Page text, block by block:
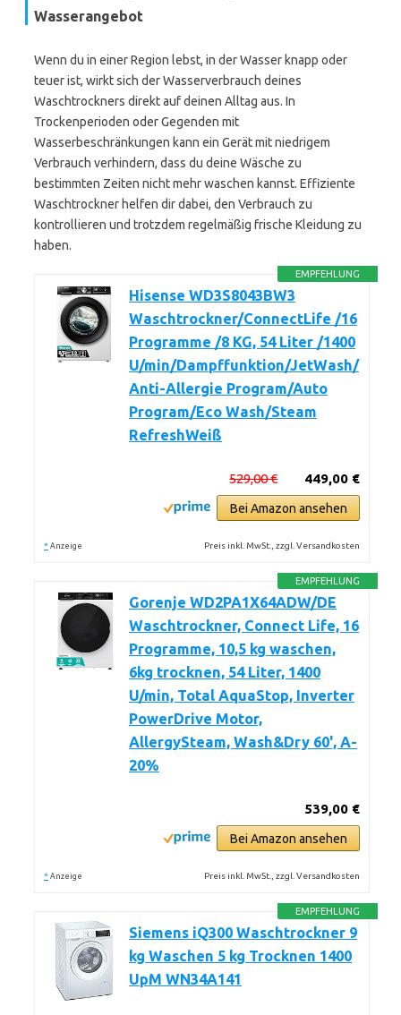
Wasserangebot
Wenn du in einer Region lebst, in der Wasser knapp oder
teuer ist, wirkt sich der Wasserverbrauch deines
Waschtrockners direkt auf deinen Alltag aus. In
Trockenperioden oder Gegenden mit
Wasserbeschränkungen kann ein Gerät mit niedrigem
Verbrauch verhindern, dass du deine Wäsche zu
bestimmten Zeiten nicht mehr waschen kannst. Effiziente
Waschtrockner helfen dir dabei, den Verbrauch zu
kontrollieren und trotzdem regelmäßig frische Kleidung zu
haben.
EMPFEHLUNG
Hisense WD3S8043BW3
Waschtrockner/ConnectLife /16
Programme /8 KG, 54 Liter /1400
U/min/Dampffunktion/JetWash/
Anti-Allergie Program/Auto
Program/Eco Wash/Steam
RefreshWeiß
449,00 €
529,00 €
Bei Amazon ansehen
* Anzeige Preis inkl. MwSt., zzgl. Versandkosten
EMPFEHLUNG
Gorenje WD2PA1X64ADW/DE
Waschtrockner, Connect Life, 16
Programme, 10,5 kg waschen,
6kg trocknen, 54 Liter, 1400
U/min, Total AquaStop, Inverter
PowerDrive Motor,
AllergySteam, Wash&Dry 60', A-
20%
539,00 €
Bei Amazon ansehen
* Anzeige Preis inkl. MwSt., zzgl. Versandkosten
EMPFEHLUNG
Siemens iQ300 Waschtrockner 9
kg Waschen 5 kg Trocknen 1400
UpM WN34A141